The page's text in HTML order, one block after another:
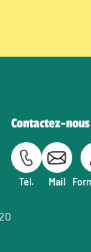
Contactez-nous
Tél. Mail